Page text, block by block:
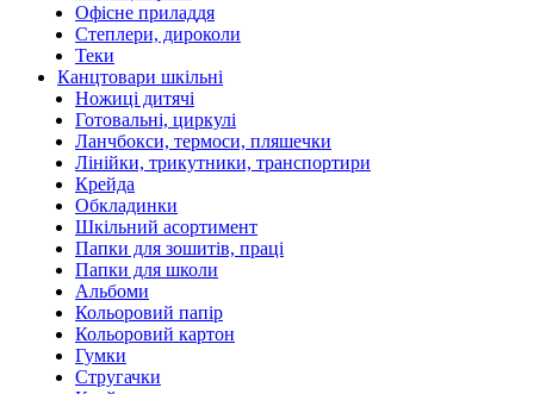
Офісне приладдя
Степлери, дироколи
Теки
Канцтовари шкільні
Ножиці дитячі
Готовальні, циркулі
Ланчбокси, термоси, пляшечки
Лінійки, трикутники, транспортири
Крейда
Обкладинки
Шкільний асортимент
Папки для зошитів, праці
Папки для школи
Альбоми
Кольоровий папір
Кольоровий картон
Гумки
Стругачки